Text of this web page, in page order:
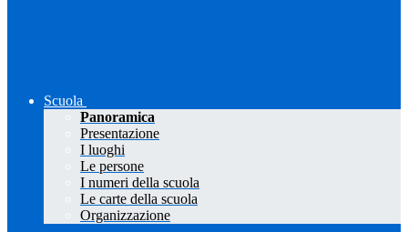
Scuola
Panoramica
Presentazione
I luoghi
Le persone
I numeri della scuola
Le carte della scuola
Organizzazione